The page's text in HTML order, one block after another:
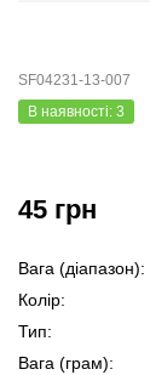
SF04231-13-007
В наявності: 3
45 грн
Вага (діапазон):
Колір:
Тип:
Вага (грам):